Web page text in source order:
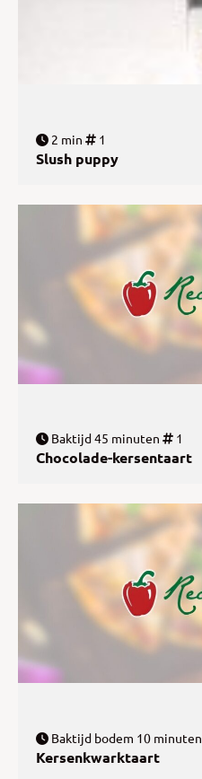
2 min 1
Slush puppy
Baktijd 45 minuten 1
Chocolade-kersentaart
Baktijd bodem 10 minuten
Kersenkwarktaart